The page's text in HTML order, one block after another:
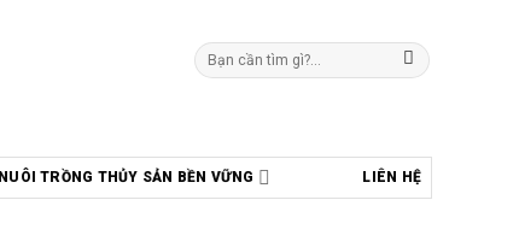
Tìm
kiếm:
NUÔI TRỒNG THỦY SẢN BỀN VỮNG LIÊN HỆ